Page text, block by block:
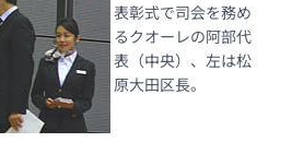
表彰式で司会を務め
るクオーレの阿部代
表（中央）、左は松
原大田区長。